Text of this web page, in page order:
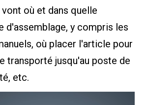
où et dans quelle
d'assemblage, y compris les
où placer l'article pour
transporté jusqu'au poste de
etc.